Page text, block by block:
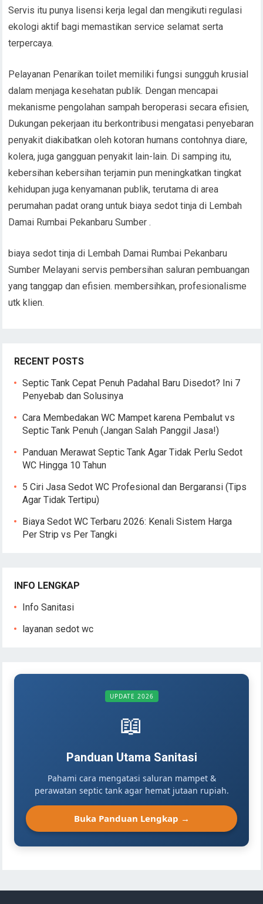
Servis itu punya lisensi kerja legal dan mengikuti regulasi
ekologi aktif bagi memastikan service selamat serta
terpercaya.
Pelayanan Penarikan toilet memiliki fungsi sungguh krusial
dalam menjaga kesehatan publik. Dengan mencapai
mekanisme pengolahan sampah beroperasi secara efisien,
Dukungan pekerjaan itu berkontribusi mengatasi penyebaran
penyakit diakibatkan oleh kotoran humans contohnya diare,
kolera, juga gangguan penyakit lain-lain. Di samping itu,
kebersihan kebersihan terjamin pun meningkatkan tingkat
kehidupan juga kenyamanan publik, terutama di area
perumahan padat orang untuk biaya sedot tinja di Lembah
Damai Rumbai Pekanbaru Sumber .
biaya sedot tinja di Lembah Damai Rumbai Pekanbaru
Sumber Melayani servis pembersihan saluran pembuangan
yang tanggap dan efisien. membersihkan, profesionalisme
utk klien.
RECENT POSTS
Septic Tank Cepat Penuh Padahal Baru Disedot? Ini 7
Penyebab dan Solusinya
Cara Membedakan WC Mampet karena Pembalut vs
Septic Tank Penuh (Jangan Salah Panggil Jasa!)
Panduan Merawat Septic Tank Agar Tidak Perlu Sedot
WC Hingga 10 Tahun
5 Ciri Jasa Sedot WC Profesional dan Bergaransi (Tips
Agar Tidak Tertipu)
Biaya Sedot WC Terbaru 2026: Kenali Sistem Harga
Per Strip vs Per Tangki
INFO LENGKAP
Info Sanitasi
layanan sedot wc
UPDATE 2026
📖
Panduan Utama Sanitasi
Pahami cara mengatasi saluran mampet &
perawatan septic tank agar hemat jutaan rupiah.
Buka Panduan Lengkap →